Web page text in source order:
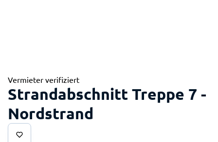
Vermieter verifiziert
Strandabschnitt Treppe 7 -
Nordstrand